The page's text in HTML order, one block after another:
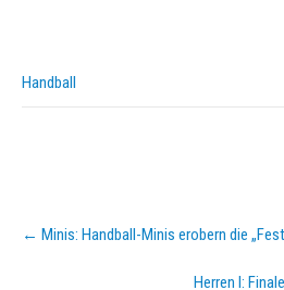
Handball
Post
navigation
← Minis: Handball-Minis erobern die
Herren I: